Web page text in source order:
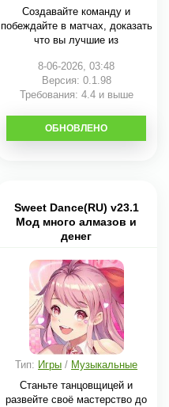
Создавайте команду и
побеждайте в матчах, доказать
что вы лучшие из
8-06-2026, 03:48
Версия: 0.1.98
Требования: 4.4 и выше
СКАЧАТЬ
ОБНОВЛЕНО
Sweet Dance(RU) v23.1
Мод много алмазов и
денег
Тип: Игры / Музыкальные
Станьте танцовщицей и
развейте своё мастерство до